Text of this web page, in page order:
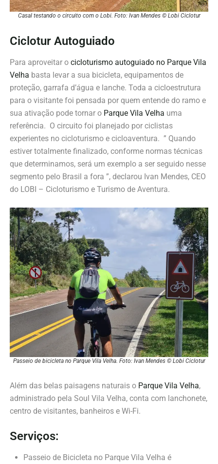
Casal testando o circuito com o Lobi. Foto: Ivan Mendes © Lobi Ciclotur
Ciclotur Autoguiado
Para aproveitar o cicloturismo autoguiado no Parque Vila
Velha basta levar a sua bicicleta, equipamentos de
proteção, garrafa d’água e lanche. Toda a cicloestrutura
para o visitante foi pensada por quem entende do ramo e
sua ativação pode tornar o Parque Vila Velha uma
referência. O circuito foi planejado por ciclistas
experientes no cicloturismo e cicloaventura. ” Quando
estiver totalmente finalizado, conforme normas técnicas
que determinamos, será um exemplo a ser seguido nesse
segmento pelo Brasil a fora ”, declarou Ivan Mendes, CEO
do LOBI – Cicloturismo e Turismo de Aventura.
Passeio de bicicleta no Parque Vila Velha. Foto: Ivan Mendes © Lobi Ciclotur
Além das belas paisagens naturais o Parque Vila Velha,
administrado pela Soul Vila Velha, conta com lanchonete,
centro de visitantes, banheiros e Wi-Fi.
Serviços:
Passeio de Bicicleta no Parque Vila Velha é